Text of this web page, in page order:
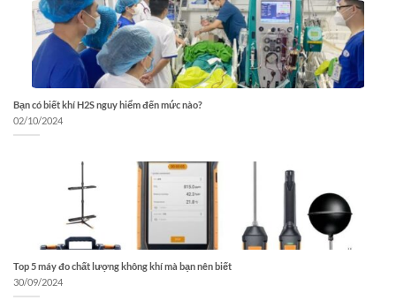
Bạn có biết khí H2S nguy hiểm đến mức nào?
02/10/2024
Top 5 máy đo chất lượng không khí mà bạn nên biết
30/09/2024